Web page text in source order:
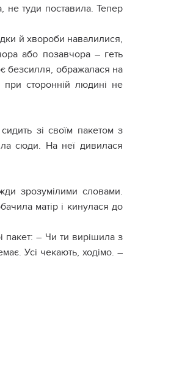
не туди поставила. Тепер
й хвороби навалилися,
або позавчора – геть
безсилля, ображалася на
сторонній людині не
зі своїм пакетом з
сюди. На неї дивилася
зрозумілими словами.
матір і кинулася до
пакет: – Чи ти вирішила з
Усі чекають, ходімо. –